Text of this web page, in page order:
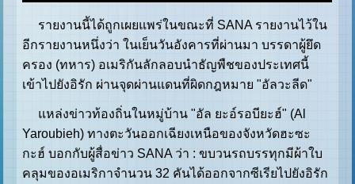
รายงานนี้ได้ถูกเผยแพร่ในขณะที่ SANA รายงานไว้ใน
อีกรายงานหนึ่งว่า ในเย็นวันอังคารที่ผ่านมา บรรดาผู้ยึด
ครอง (ทหาร) อเมริกันลักลอบนำธัญพืชของประเทศนี้
เข้าไปยังอิรัก ผ่านจุดผ่านแดนที่ผิดกฎหมาย "อัลวะลีด"
แหล่งข่าวท้องถิ่นในหมู่บ้าน "อัล ยะอ์รอบียะฮ์" (Al
Yaroubieh) ทางตะวันออกเฉียงเหนือของจังหวัดฮะซะ
กะฮ์ บอกกับผู้สื่อข่าว SANA ว่า : ขบวนรถบรรทุกมีผ้าใบ
คลุมของอเมริกาจำนวน 32 คันได้ออกจากซีเรียไปยังอิรัก